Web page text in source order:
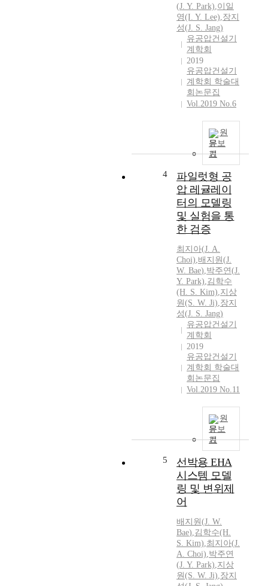
d
i
(J. Y. Park),이일
영(I. Y. Lee),장지
성(J. S. Jang)
유공압건설기
계학회
2019
유공압건설기
계학회 학술대
회논문집
Vol.2019 No.6
원
문보
기
4
파일럿형 공
압 레귤레이
터의 모델링
및 실험을 통
한 검증
최지아(J. A.
Choi),배지원(J.
W. Bae),박주연(J.
Y. Park),김학수
(H. S. Kim),지상
원(S. W. Ji),장지
성(J. S. Jang)
유공압건설기
계학회
2019
유공압건설기
계학회 학술대
회논문집
Vol.2019 No.11
원
문보
기
5
선박용 EHA
시스템 모델
링 및 변위제
어
배지원(J. W.
Bae),김학수(H.
S. Kim),최지아(J.
A. Choi),박주연
(J. Y. Park),지상
원(S. W. Ji),장지